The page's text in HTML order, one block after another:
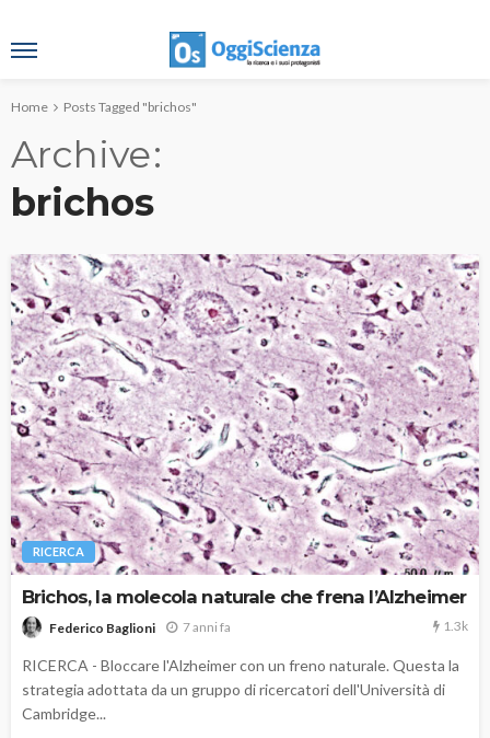
Home Posts Tagged "brichos"
Archive
brichos
RICERCA
Brichos, la molecola naturale che frena l’Alzheimer
Federico Baglioni 7 anni fa 1.3k
RICERCA - Bloccare l'Alzheimer con un freno naturale. Questa la
strategia adottata da un gruppo di ricercatori dell'Università di
Cambridge...